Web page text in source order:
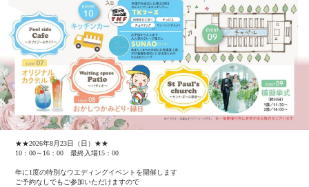
★★2026年8月23日（日）★★
10：00～16：00 最終入場15：00
年に1度の特別なウエディングイベントを開催します
ご予約なしでもご参加いただけますので